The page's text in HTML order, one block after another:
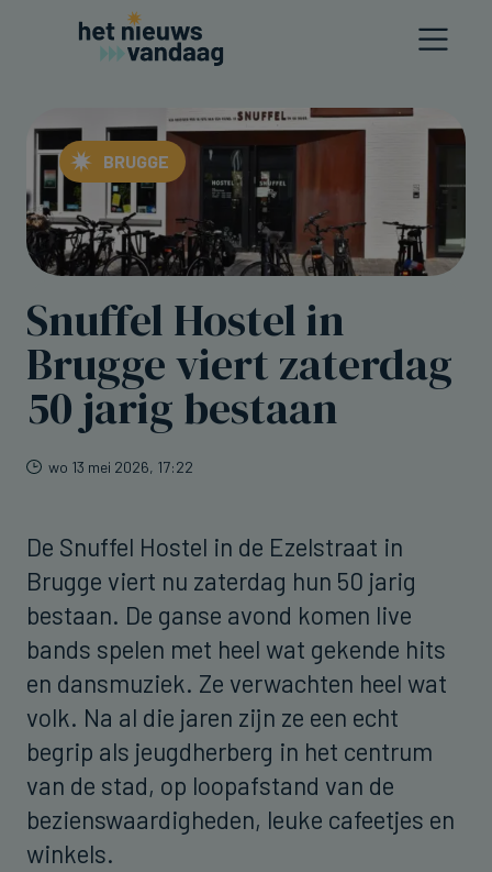
BRUGGE
Snuffel Hostel in
Brugge viert zaterdag
50 jarig bestaan
wo 13 mei 2026, 17:22
De Snuffel Hostel in de Ezelstraat in
Brugge viert nu zaterdag hun 50 jarig
bestaan. De ganse avond komen live
bands spelen met heel wat gekende hits
en dansmuziek. Ze verwachten heel wat
volk. Na al die jaren zijn ze een echt
begrip als jeugdherberg in het centrum
van de stad, op loopafstand van de
bezienswaardigheden, leuke cafeetjes en
winkels.